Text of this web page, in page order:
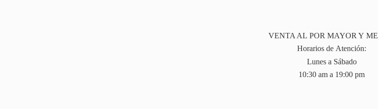
VENTA AL POR MAYOR Y
Horarios de Atención:
Lunes a Sábado
10:30 am a 19:00 pm